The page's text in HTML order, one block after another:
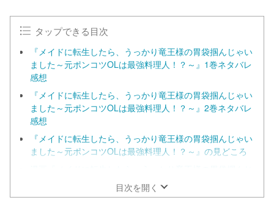
タップできる目次
『メイドに転生したら、うっかり竜王様の胃袋掴んじゃい
ました～元ポンコツOLは最強料理人！？～』1巻ネタバレ
感想
『メイドに転生したら、うっかり竜王様の胃袋掴んじゃい
ました～元ポンコツOLは最強料理人！？～』2巻ネタバレ
感想
『メイドに転生したら、うっかり竜王様の胃袋掴んじゃい
ました～元ポンコツOLは最強料理人！？～』の見どころ
ゃいました～元ポンコツOLは最強料理人！？～』を今す
ぐ無料で読む方法の調査結果！
目次を開く